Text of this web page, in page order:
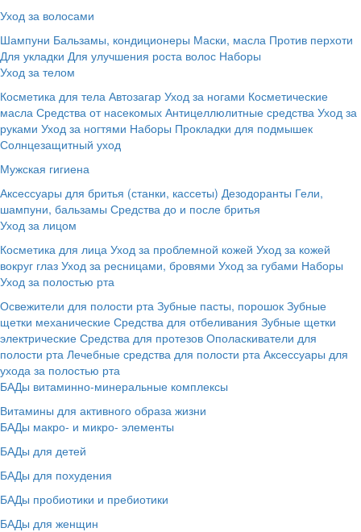
Уход за волосами
Шампуни Бальзамы, кондиционеры Маски, масла Против перхоти
Для укладки Для улучшения роста волос Наборы
Уход за телом
Косметика для тела Автозагар Уход за ногами Косметические
масла Средства от насекомых Антицеллюлитные средства Уход за
руками Уход за ногтями Наборы Прокладки для подмышек
Солнцезащитный уход
Мужская гигиена
Аксессуары для бритья (станки, кассеты) Дезодоранты Гели,
шампуни, бальзамы Средства до и после бритья
Уход за лицом
Косметика для лица Уход за проблемной кожей Уход за кожей
вокруг глаз Уход за ресницами, бровями Уход за губами Наборы
Уход за полостью рта
Освежители для полости рта Зубные пасты, порошок Зубные
щетки механические Средства для отбеливания Зубные щетки
электрические Средства для протезов Ополаскиватели для
полости рта Лечебные средства для полости рта Аксессуары для
ухода за полостью рта
БАДы витаминно-минеральные комплексы
Витамины для активного образа жизни
БАДы макро- и микро- элементы
БАДы для детей
БАДы для похудения
БАДы пробиотики и пребиотики
БАДы для женщин